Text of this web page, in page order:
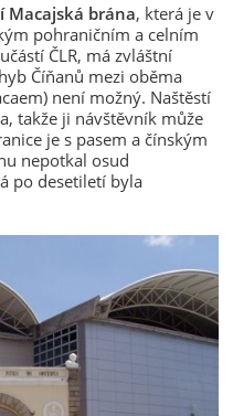
Macajská brána, která je v
pohraničním a celním
ČLR, má zvláštní
Číňanů mezi oběma
není možný. Naštěstí
takže ji návštěvník může
je s pasem a čínským
nepotkal osud
po desetiletí byla